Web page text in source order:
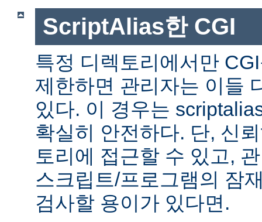
ScriptAlias한 CGI
특정 디렉토리에서만
제한하면 관리자는 이들
있다. 이 경우는
확실히 안전하다. 단, 신
토리에 접근할 수 있고,
스크립트/프로그램의 잠
검사할 용이가 있다면.